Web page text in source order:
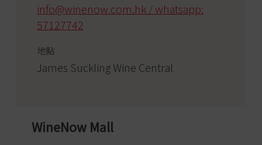
info@winenow.com.hk / whatsapp:
57127742
地點
James Suckling Wine Central
WineNow Mall